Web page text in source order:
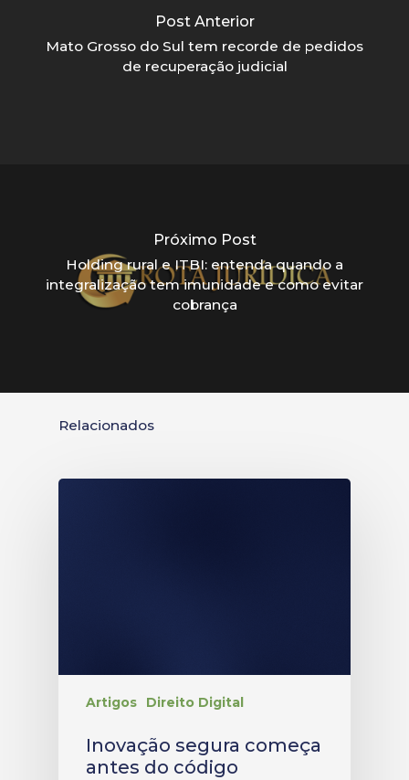
Post Anterior
Mato Grosso do Sul tem recorde de pedidos
de recuperação judicial
Próximo Post
Holding rural e ITBI: entenda quando a
integralização tem imunidade e como evitar
cobrança
Relacionados
Artigos Direito Digital
Inovação segura começa
antes do código